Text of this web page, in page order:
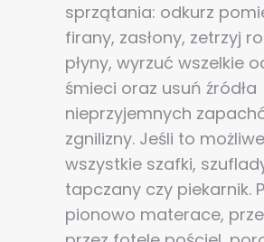
sprzątania: odkurz
firany, zasłony, zetrzyj
płyny, wyrzuć wszelkie
śmieci oraz usuń źródła
nieprzyjemnych
zgnilizny. Jeśli to
wszystkie szafki,
tapczany czy piekarnik.
pionowo materace,